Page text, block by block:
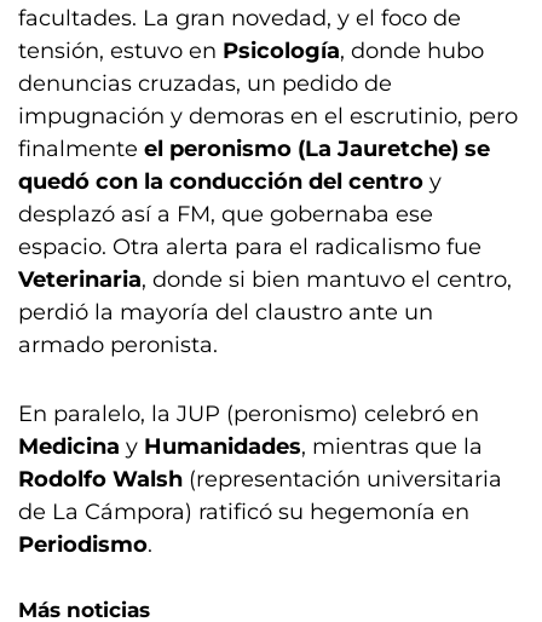
facultades. La gran novedad, y el foco de
tensión, estuvo en Psicología, donde hubo
denuncias cruzadas, un pedido de
impugnación y demoras en el escrutinio, pero
finalmente el peronismo (La Jauretche) se
quedó con la conducción del centro y
desplazó así a FM, que gobernaba ese
espacio. Otra alerta para el radicalismo fue
Veterinaria, donde si bien mantuvo el centro,
perdió la mayoría del claustro ante un
armado peronista.
En paralelo, la JUP (peronismo) celebró en
Medicina y Humanidades, mientras que la
Rodolfo Walsh (representación universitaria
de La Cámpora) ratificó su hegemonía en
Periodismo.
Más noticias